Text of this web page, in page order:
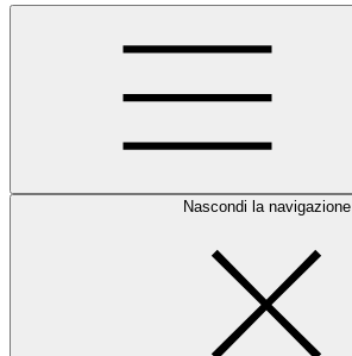
Nascondi la navigazione